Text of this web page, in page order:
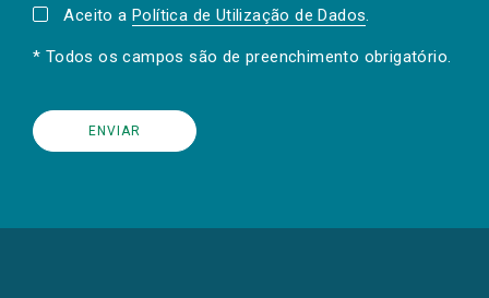
Aceito a Política de Utilização de Dados.
* Todos os campos são de preenchimento obrigatório.